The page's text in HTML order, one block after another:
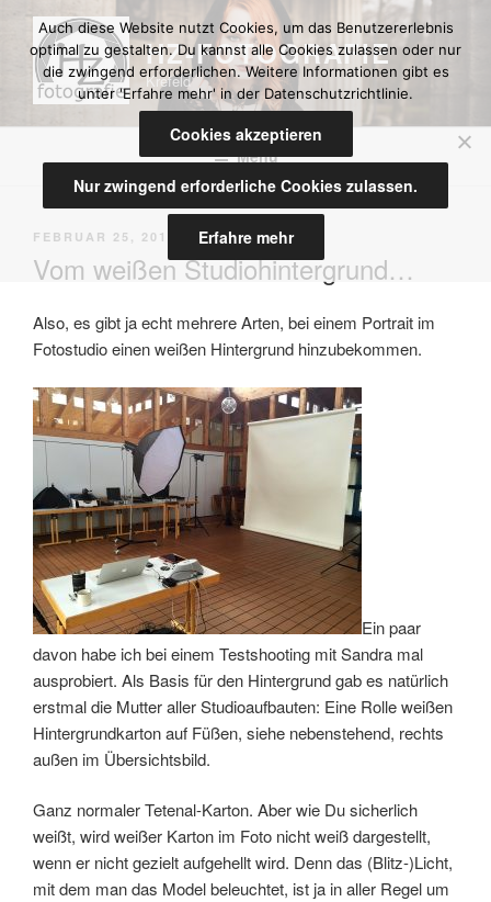
springen
HZ-FOTOGRAFIE
Krefeld
Menü
VERÖFFENTLICHT
FEBRUAR 25, 2015 VONJOERGHZF
Vom weißen Studiohintergrund…
Also, es gibt ja echt mehrere Arten, bei einem Portrait im
Fotostudio einen weißen Hintergrund hinzubekommen.
Ein paar
davon habe ich bei einem Testshooting mit Sandra mal
ausprobiert. Als Basis für den Hintergrund gab es natürlich
erstmal die Mutter aller Studioaufbauten: Eine Rolle weißen
Hintergrundkarton auf Füßen, siehe nebenstehend, rechts
außen im Übersichtsbild.
Ganz normaler Tetenal-Karton. Aber wie Du sicherlich
weißt, wird weißer Karton im Foto nicht weiß dargestellt,
wenn er nicht gezielt aufgehellt wird. Denn das (Blitz-)Licht,
mit dem man das Model beleuchtet, ist ja in aller Regel um
Auch diese Website nutzt Cookies, um das Benutzererlebnis
optimal zu gestalten. Du kannst alle Cookies zulassen oder nur
die zwingend erforderlichen. Weitere Informationen gibt es
unter 'Erfahre mehr' in der Datenschutzrichtlinie.
Cookies akzeptieren
Nur zwingend erforderliche Cookies zulassen.
Erfahre mehr